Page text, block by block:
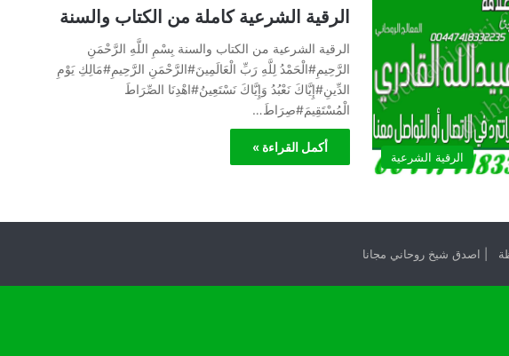
الرقية الشرعية
الرقية الشرعية كاملة من الكتاب والسنة
الرقية الشرعية من الكتاب والسنة بِسْمِ اللَّهِ الرَّحْمَنِ
الرَّحِيمِ#الْحَمْدُ لِلَّهِ رَبِّ الْعَالَمِينَ#الرَّحْمَنِ الرَّحِيمِ#مَالِكِ يَوْمِ
الدِّينِ#إِيَّاكَ نَعْبُدُ وَإِيَّاكَ نَسْتَعِينُ#اهْدِنَا الصِّرَاطَ
الْمُسْتَقِيمَ#صِرَاطَ…
أكمل القراءة »